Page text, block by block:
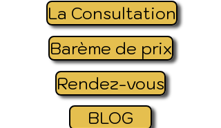
La Consultation
Barème de prix
Rendez-vous
BLOG